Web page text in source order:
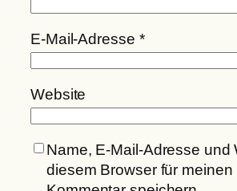
E-Mail-Adresse *
Website
Name, E-Mail-Adresse und
diesem Browser für